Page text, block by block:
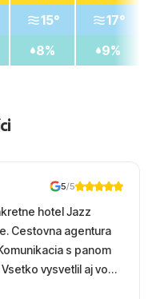
15°
8%
17°
9%
5/5
hotel Jazz
Cestovna agentura
s panom
vysvetlil aj vo
Hotel